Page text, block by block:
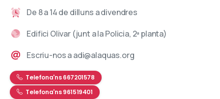
De 8 a 14 de dilluns a divendres
Edifici Olivar (junt a la Policia, 2ª planta)
Escriu-nos a adi@alaquas.org
Telefona'ns 667201578
Telefona'ns 961519401